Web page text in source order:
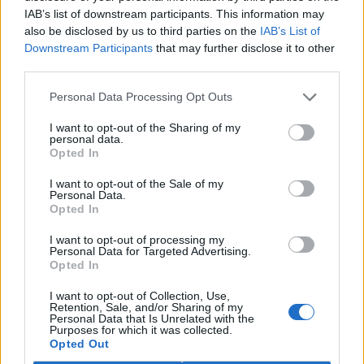
IAB’s list of downstream participants. This information may
also be disclosed by us to third parties on the IAB’s List of
Downstream Participants that may further disclose it to other
Personal Data Processing Opt Outs
I want to opt-out of the Sharing of my
personal data.
Opted In
I want to opt-out of the Sale of my
Personal Data.
Opted In
I want to opt-out of processing my
Personal Data for Targeted Advertising.
Opted In
I want to opt-out of Collection, Use,
Retention, Sale, and/or Sharing of my
Personal Data that Is Unrelated with the
Purposes for which it was collected.
Opted Out
se zapojí do akcí pro ochranu životního prostředí
Aktualizováno
25.3.2026 | PRAHA (Ekolist.cz )
Hodina Země - letos proběhne
roce 2007 v Austrálii,
symbolickým zhasnutím světel na jednu hodinu. Letos se tak
uskuteční už podvacáté. V průběhu let se akce rozšířila do více než
nabízí řadu možností, jak se mohou obce, firmy, různé kolektivy i
jednotlivci zapojit a věnovat 60 minut něčemu pozitivnímu nejen
pro planetu a pro své okolí, ale také pro sebe.
Organizace dTest připravila publikaci Chemie v
domácnosti o rizikových látkách v našich bytech
20.3.2026 | PRAHA ( Ekolist.cz)
Většina lidí si pod slovem
chemie představí laboratoř
plnou toxických látek, ne